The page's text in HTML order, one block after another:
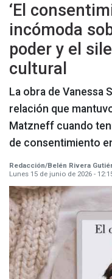
‘El
incómoda
poder y el
cultural
La obra de Vanessa
relación que
Matzneff cuando
de consentimiento
Redacción/Belén Rivera
Lunes 15 de junio de 2026 -